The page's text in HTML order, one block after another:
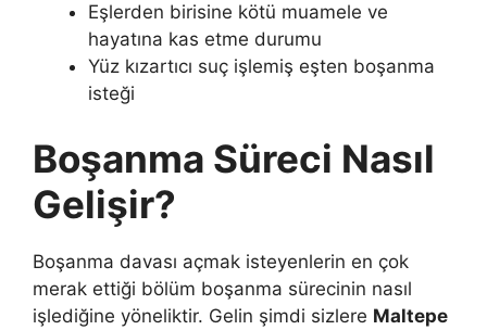
Eşlerden birisine kötü muamele ve
hayatına kas etme durumu
Yüz kızartıcı suç işlemiş eşten boşanma
isteği
Boşanma Süreci Nasıl
Gelişir?
Boşanma davası açmak isteyenlerin en çok
merak ettiği bölüm boşanma sürecinin nasıl
işlediğine yöneliktir. Gelin şimdi sizlere Maltepe